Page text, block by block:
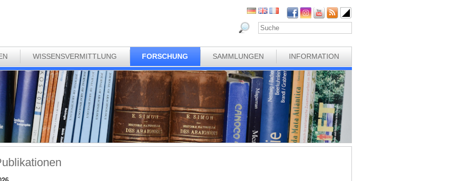
WISSENSVERMITTLUNG FORSCHUNG SAMMLUNGEN INFORMATION